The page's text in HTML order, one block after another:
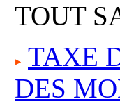
TOUT
TAXE
DES